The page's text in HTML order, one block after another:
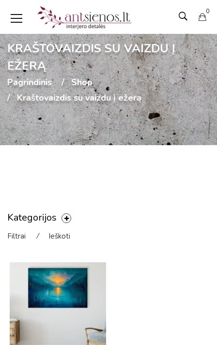
0
KRAŠTOVAIZDIS SU VAIZDU Į
EŽERĄ
Pagrindinis
Shop
Kraštovaizdis su vaizdu į ežerą
Kategorijos
Filtrai ⁄ Ieškoti